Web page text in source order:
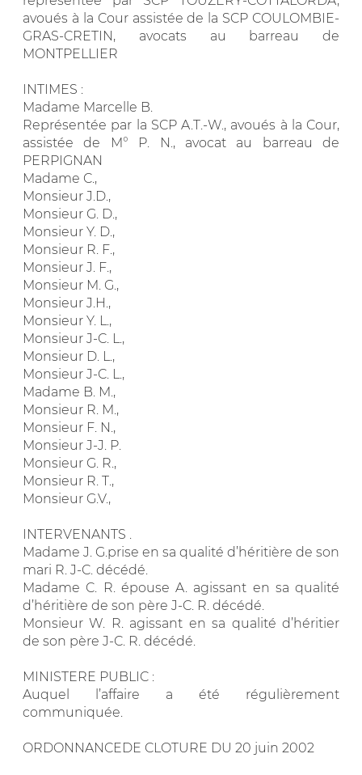
avoués à la Cour assistée de la SCP COULOMBIE-
GRAS-CRETIN, avocats au barreau de
MONTPELLIER
INTIMES :
Madame Marcelle B.
Représentée par la SCP A.T.-W., avoués à la Cour,
assistée de M° P. N., avocat au barreau de
PERPIGNAN
Madame C.,
Monsieur J.D.,
Monsieur G. D.,
Monsieur Y. D.,
Monsieur R. F.,
Monsieur J. F.,
Monsieur M. G.,
Monsieur J.H.,
Monsieur Y. L.,
Monsieur J-C. L.,
Monsieur D. L.,
Monsieur J-C. L.,
Madame B. M.,
Monsieur R. M.,
Monsieur F. N.,
Monsieur J-J. P.
Monsieur G. R.,
Monsieur R. T.,
Monsieur G.V.,
INTERVENANTS .
Madame J. G.prise en sa qualité d’héritière de son
mari R. J-C. décédé.
Madame C. R. épouse A. agissant en sa qualité
d’héritière de son père J-C. R. décédé.
Monsieur W. R. agissant en sa qualité d’héritier
de son père J-C. R. décédé.
MINISTERE PUBLIC :
Auquel l’affaire a été régulièrement
communiquée.
ORDONNANCEDE CLOTURE DU 20 juin 2002